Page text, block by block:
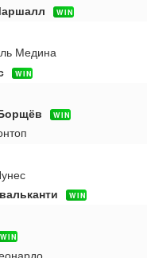
WIN
Медина
WIN
WIN
WIN
WIN